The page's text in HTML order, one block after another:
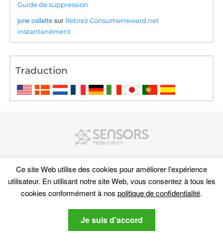
Guide de suppression
june collette sur Retirez Consumerreward.net
instantanément
Traduction
Ce site Web utilise des cookies pour améliorer l'expérience
utilisateur. En utilisant notre site Web, vous consentez à tous les
cookies conformément à nos politique de confidentialité.
Je suis d'accord